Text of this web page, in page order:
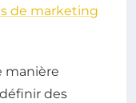
de marketing
manière
des